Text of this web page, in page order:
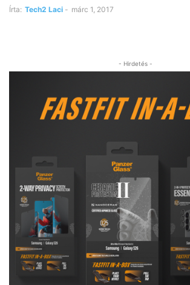
Írta: Tech2 Laci - márc 1, 2017
- Hirdetés -